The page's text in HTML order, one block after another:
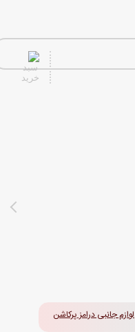
لوازم جانبی درامز پرکاشن